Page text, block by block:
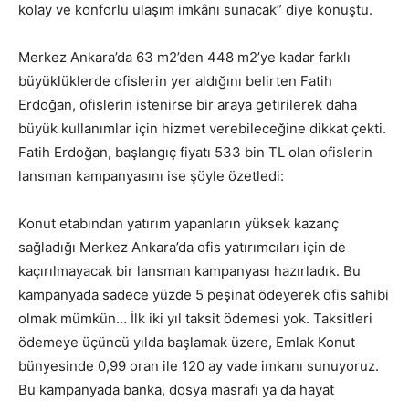
kolay ve konforlu ulaşım imkânı sunacak” diye konuştu.
Merkez Ankara’da 63 m2’den 448 m2’ye kadar farklı
büyüklüklerde ofislerin yer aldığını belirten Fatih
Erdoğan, ofislerin istenirse bir araya getirilerek daha
büyük kullanımlar için hizmet verebileceğine dikkat çekti.
Fatih Erdoğan, başlangıç fiyatı 533 bin TL olan ofislerin
lansman kampanyasını ise şöyle özetledi:
Konut etabından yatırım yapanların yüksek kazanç
sağladığı Merkez Ankara’da ofis yatırımcıları için de
kaçırılmayacak bir lansman kampanyası hazırladık. Bu
kampanyada sadece yüzde 5 peşinat ödeyerek ofis sahibi
olmak mümkün… İlk iki yıl taksit ödemesi yok. Taksitleri
ödemeye üçüncü yılda başlamak üzere, Emlak Konut
bünyesinde 0,99 oran ile 120 ay vade imkanı sunuyoruz.
Bu kampanyada banka, dosya masrafı ya da hayat